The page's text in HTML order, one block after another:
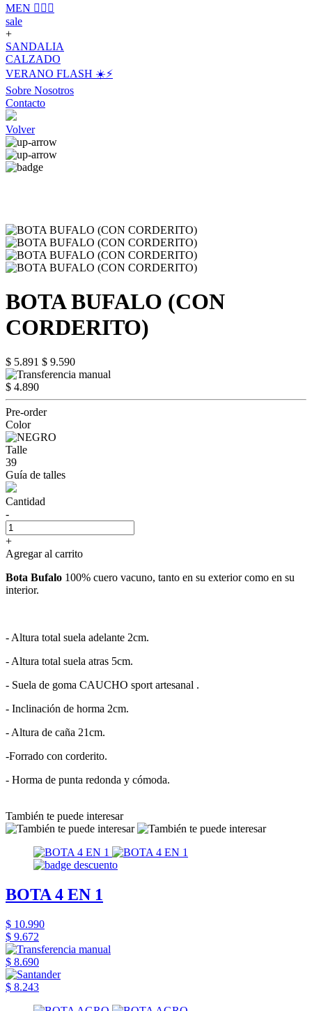
MEN 🙋🏽‍♂️
sale
+
SANDALIA
CALZADO
VERANO FLASH ☀️⚡️
Sobre Nosotros
Contacto
Volver
BOTA BUFALO (CON
CORDERITO)
$ 5.891 $ 9.590
$ 4.890
Pre-order
Color
Talle
39
Guía de talles
Cantidad
-
+
Agregar al carrito
Bota Bufalo 100% cuero vacuno, tanto en su exterior como en su
interior.
- Altura total suela adelante 2cm.
- Altura total suela atras 5cm.
- Suela de goma CAUCHO sport artesanal .
- Inclinación de horma 2cm.
- Altura de caña 21cm.
-Forrado con corderito.
- Horma de punta redonda y cómoda.
También te puede interesar
BOTA 4 EN 1
$ 10.990
$ 9.672
$ 8.690
$ 8.243